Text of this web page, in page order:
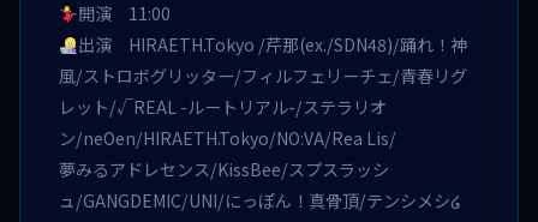
開演 11:00
出演 HIRAETH.Tokyo /芹那(ex./SDN48)/踊れ！神
風/ストロボグリッター/フィルフェリーチェ/青春リグ
レット/√REAL -ルートリアル-/ステラリオ
ン/neOen/HIRAETH.Tokyo/NO:VA/Rea Lis/
夢みるアドレセンス/KissBee/スプスラッシ
ュ/GANGDEMIC/UNI/にっぽん！真骨頂/テンシメシ໒